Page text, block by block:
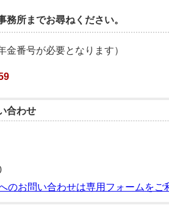
務所までお尋ねください。
金番号が必要となります）
合わせ
お問い合わせは専用フォームをご